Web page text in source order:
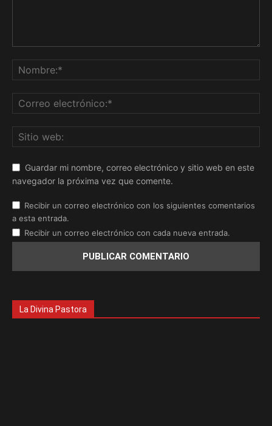
Guardar mi nombre, correo electrónico y sitio web en este
navegador la próxima vez que comente.
Recibir un correo electrónico con los siguientes comentarios
a esta entrada.
Recibir un correo electrónico con cada nueva entrada.
La Divina Pastora